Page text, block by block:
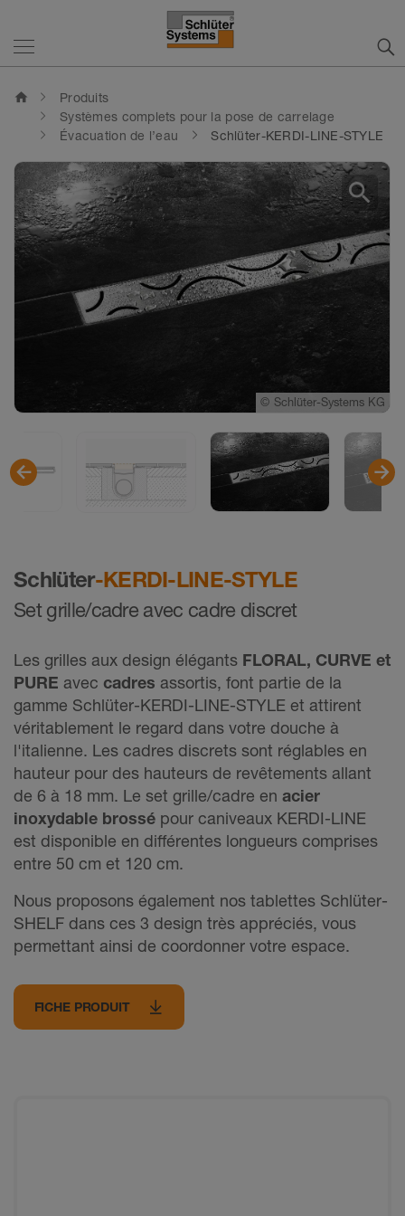
home
Produits
Systèmes complets pour la pose de carrelage
Évacuation de l’eau
Schlüter-KERDI-LINE-STYLE
Schlüter-KERDI-LINE-STYLE
Set grille/cadre avec cadre discret
Les grilles aux design élégants FLORAL, CURVE et
PURE avec cadres assortis, font partie de la
gamme Schlüter-KERDI-LINE-STYLE et attirent
véritablement le regard dans votre douche à
l'italienne. Les cadres discrets sont réglables en
hauteur pour des hauteurs de revêtements allant
de 6 à 18 mm. Le set grille/cadre en acier
inoxydable brossé pour caniveaux KERDI-LINE
est disponible en différentes longueurs comprises
entre 50 cm et 120 cm.
Nous proposons également nos tablettes Schlüter-
SHELF dans ces 3 design très appréciés, vous
permettant ainsi de coordonner votre espace.
FICHE PRODUIT
© Schlüter-Systems KG
© Schlüter-Systems KG
© Schlüter-Systems KG
© Schlüter-Systems KG
© Schlüter-Systems KG
search